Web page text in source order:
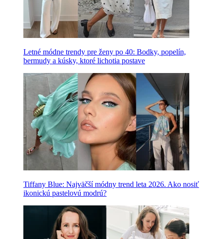
Letné módne trendy pre ženy po 40: Bodky, popelín,
bermudy a kúsky, ktoré lichotia postave
Tiffany Blue: Najväčší módny trend leta 2026. Ako nosiť
ikonickú pastelovú modrú?